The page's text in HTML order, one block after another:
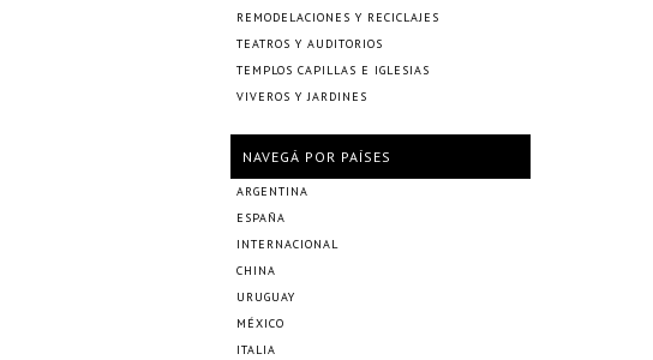
REMODELACIONES Y RECICLAJES
TEATROS Y AUDITORIOS
TEMPLOS CAPILLAS E IGLESIAS
VIVEROS Y JARDINES
NAVEGÁ POR PAÍSES
ARGENTINA
ESPAÑA
INTERNACIONAL
CHINA
URUGUAY
MÉXICO
ITALIA